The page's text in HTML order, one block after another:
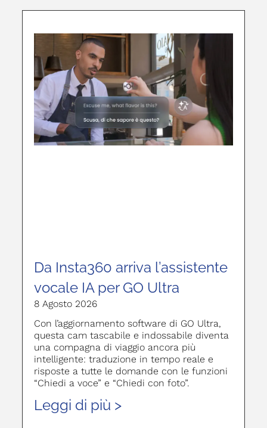
Da Insta360 arriva l’assistente
vocale IA per GO Ultra
8 Agosto 2026
Con l’aggiornamento software di GO Ultra,
questa cam tascabile e indossabile diventa
una compagna di viaggio ancora più
intelligente: traduzione in tempo reale e
risposte a tutte le domande con le funzioni
“Chiedi a voce” e “Chiedi con foto”.
Leggi di più >